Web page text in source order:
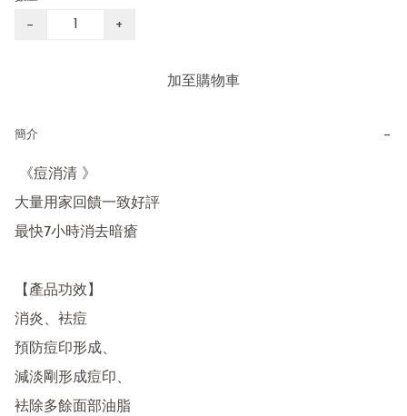
− +
加至購物車
簡介 −
大量用家回饋一致好評
最快7小時消去暗瘡
【產品功效】
消炎、袪痘
預防痘印形成、
減淡剛形成痘印、
袪除多餘面部油脂